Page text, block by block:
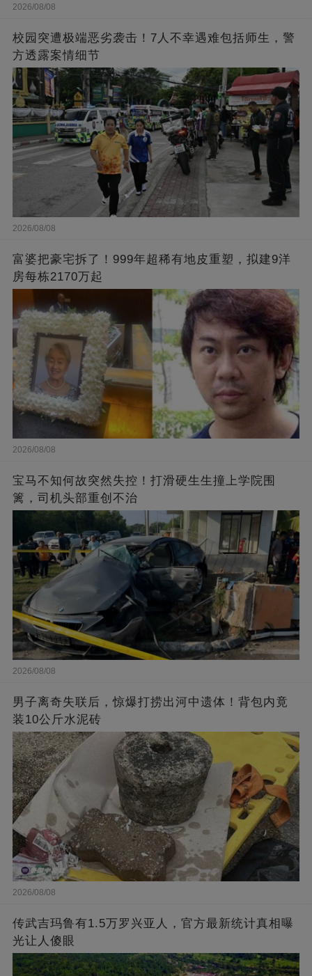
2026/08/08
校园突遭极端恶劣袭击！7人不幸遇难包括师生，警
方透露案情细节
2026/08/08
富婆把豪宅拆了！999年超稀有地皮重塑，拟建9洋
房每栋2170万起
2026/08/08
宝马不知何故突然失控！打滑硬生生撞上学院围
篱，司机头部重创不治
2026/08/08
男子离奇失联后，惊爆打捞出河中遗体！背包内竟
装10公斤水泥砖
2026/08/08
传武吉玛鲁有1.5万罗兴亚人，官方最新统计真相曝
光让人傻眼